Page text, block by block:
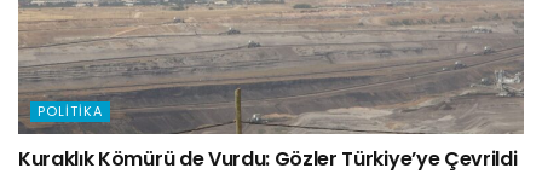
POLITIKA
Kuraklık Kömürü de Vurdu: Gözler Türkiye’ye Çevrildi